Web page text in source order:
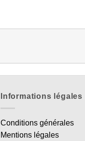
Informations légales
Conditions générales
Mentions légales